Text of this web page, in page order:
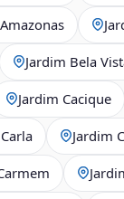
Jardim Bela
Jardim Cacique
Jardim